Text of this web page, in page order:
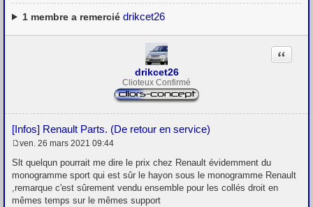
1membre a remercié drikcet26
drikcet26
Clioteux Confirmé
[Infos] Renault Parts. (De retour en service)
Citation
e
s
a
g
ven. 26 mars 2021 09:44
Slt quelqun pourrait me dire le prix chez Renault évidemment du
monogramme sport qui est sûr le hayon sous le monogramme Renault
,remarque c'est sûrement vendu ensemble pour les collés droit en
mêmes temps sur le mêmes support